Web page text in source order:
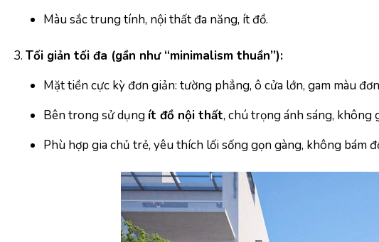
Màu sắc trung tính, nội thất đa năng, ít đồ.
Tối giản tối đa (gần như “minimalism thuần”):
Mặt tiền cực kỳ đơn giản: tường phẳng, ô cửa lớn, gam màu
Bên trong sử dụng ít đồ nội thất, chú trọng ánh sáng, không
Phù hợp gia chủ trẻ, yêu thích lối sống gọn gàng, không bám